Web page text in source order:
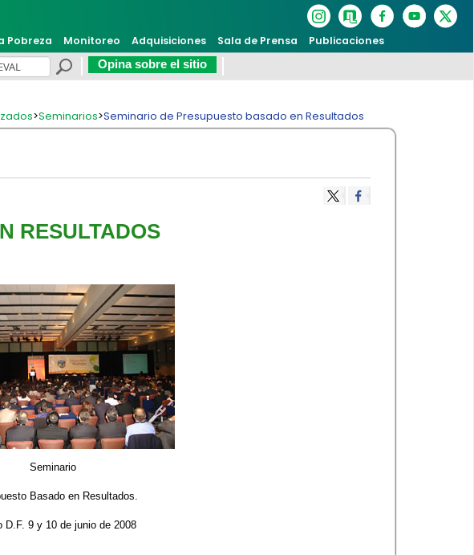
Pobreza Monitoreo Adquisiciones Sala de Prensa Publicaciones
Opina sobre el sitio
>Seminarios>Seminario de Presupuesto basado en Resultados
RESULTADOS​
Seminario
Basado en Resultados.
D.F. 9 y 10 de junio de 2008